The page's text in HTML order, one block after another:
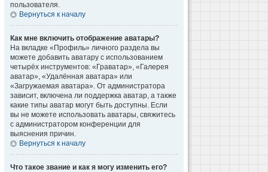
пользователя.
Вернуться к началу
Как мне включить отображение аватары?
На вкладке «Профиль» личного раздела вы
можете добавить аватару с использованием
четырёх инструментов: «Граватар», «Галерея
аватар», «Удалённая аватара» или
«Загружаемая аватара». От администратора
зависит, включена ли поддержка аватар, а также
какие типы аватар могут быть доступны. Если
вы не можете использовать аватары, свяжитесь
с администратором конференции для
выяснения причин.
Вернуться к началу
Что такое звание и как я могу изменить его?